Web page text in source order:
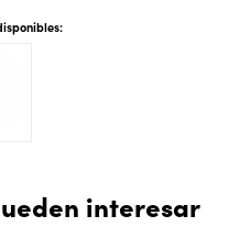
interesar